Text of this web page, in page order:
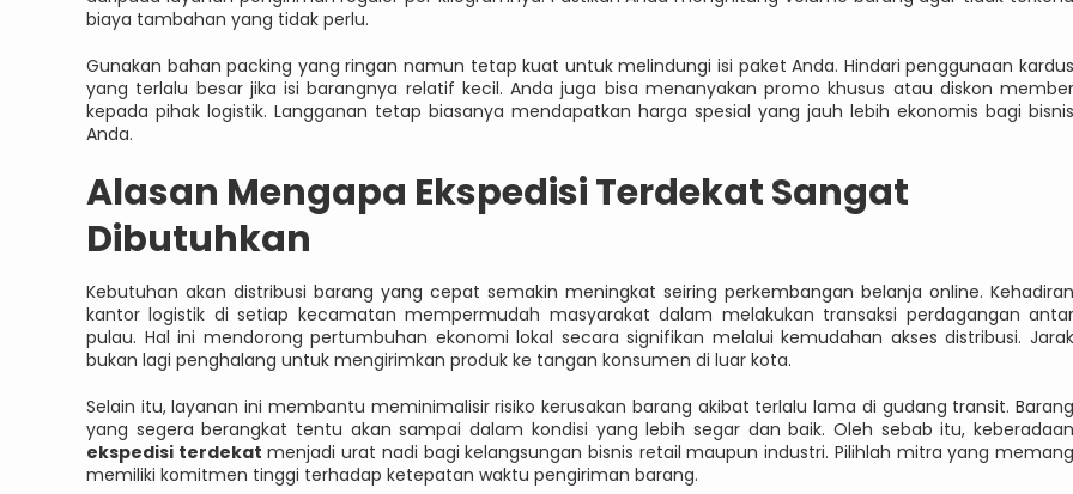
biaya tambahan yang tidak perlu.
Gunakan bahan packing yang ringan namun tetap kuat untuk melindungi isi paket Anda. Hindari penggunaan kardus
yang terlalu besar jika isi barangnya relatif kecil. Anda juga bisa menanyakan promo khusus atau diskon member
kepada pihak logistik. Langganan tetap biasanya mendapatkan harga spesial yang jauh lebih ekonomis bagi bisnis
Anda.
Alasan Mengapa Ekspedisi Terdekat Sangat
Dibutuhkan
Kebutuhan akan distribusi barang yang cepat semakin meningkat seiring perkembangan belanja online. Kehadiran
kantor logistik di setiap kecamatan mempermudah masyarakat dalam melakukan transaksi perdagangan antar
pulau. Hal ini mendorong pertumbuhan ekonomi lokal secara signifikan melalui kemudahan akses distribusi. Jarak
bukan lagi penghalang untuk mengirimkan produk ke tangan konsumen di luar kota.
Selain itu, layanan ini membantu meminimalisir risiko kerusakan barang akibat terlalu lama di gudang transit. Barang
yang segera berangkat tentu akan sampai dalam kondisi yang lebih segar dan baik. Oleh sebab itu, keberadaan
ekspedisi terdekat menjadi urat nadi bagi kelangsungan bisnis retail maupun industri. Pilihlah mitra yang memang
memiliki komitmen tinggi terhadap ketepatan waktu pengiriman barang.